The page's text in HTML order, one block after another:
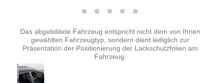
Das abgebildete Fahrzeug entspricht nicht dem von Ihnen
gewählten Fahrzeugtyp, sondern dient lediglich zur
Präsentation der Positionierung der Lackschutzfolien am
Fahrzeug.